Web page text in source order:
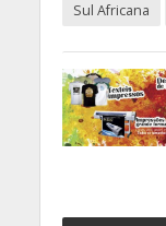
Sul Africana